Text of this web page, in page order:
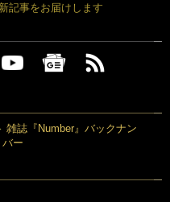
記事をお届けします
雑誌『Number』バックナン
バー